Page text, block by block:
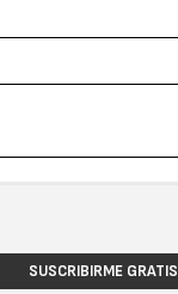
SUSCRIBIRME GRATIS